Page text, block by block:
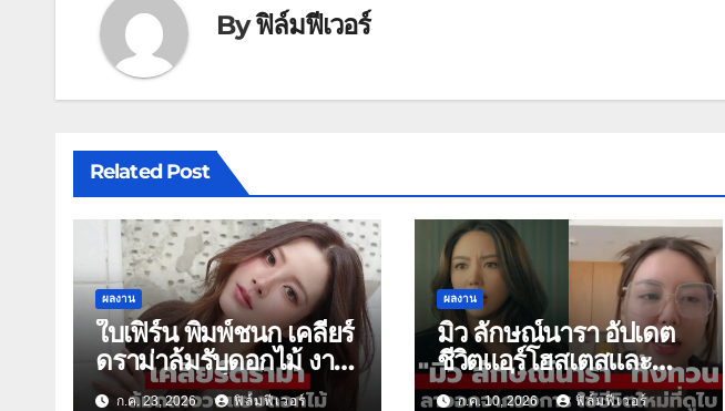
Byฟิล์มฟีเวอร์
Related Post
ผลงาน
ใบเฟิร์น พิมพ์ชนก เคลียร์
ดราม่าล้มรับดอกไม้ งาน
แต่ง ณเดชน์-ญาญ่า
ก.ค. 23, 2026 ฟิล์มฟีเวอร์
ผลงาน
มิว ลักษณ์นารา อัปเดต
ชีวิตแอร์โฮสเตสและ
ละครเรื่องสุดท้าย
ก.ค. 10, 2026 ฟิล์มฟีเวอร์